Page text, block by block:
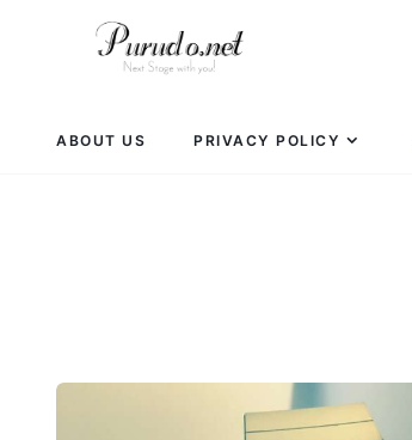
ABOUT US PRIVACY POLICY